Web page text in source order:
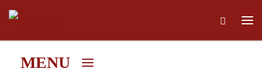
Skip to content
MENU